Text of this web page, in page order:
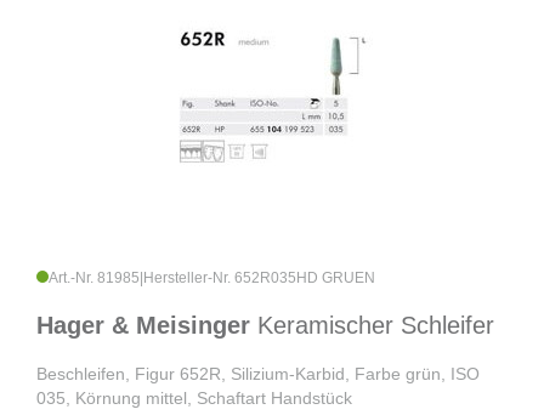
Art.-Nr. 81985 Hersteller-Nr. 652R035HD GRUEN
Hager & Meisinger Keramischer Schleifer
Beschleifen, Figur 652R, Silizium-Karbid, Farbe grün, ISO
035, Körnung mittel, Schaftart Handstück